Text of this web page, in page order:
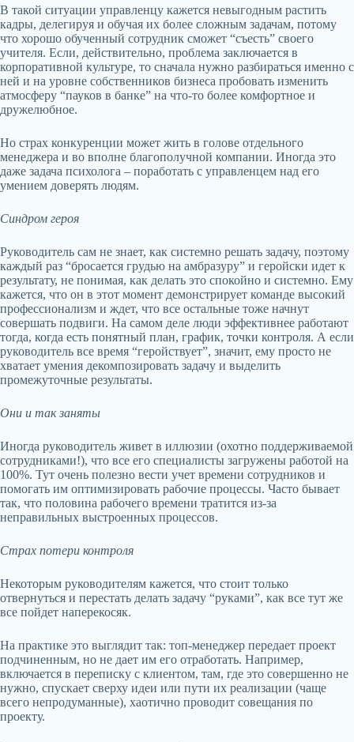
В такой ситуации управленцу кажется невыгодным растить
кадры, делегируя и обучая их более сложным задачам, потому
что хорошо обученный сотрудник сможет “съесть” своего
учителя. Если, действительно, проблема заключается в
корпоративной культуре, то сначала нужно разбираться именно с
ней и на уровне собственников бизнеса пробовать изменить
атмосферу “пауков в банке” на что-то более комфортное и
дружелюбное.
Но страх конкуренции может жить в голове отдельного
менеджера и во вполне благополучной компании. Иногда это
даже задача психолога – поработать с управленцем над его
умением доверять людям.
Синдром героя
Руководитель сам не знает, как системно решать задачу, поэтому
каждый раз “бросается грудью на амбразуру” и геройски идет к
результату, не понимая, как делать это спокойно и системно. Ему
кажется, что он в этот момент демонстрирует команде высокий
профессионализм и ждет, что все остальные тоже начнут
совершать подвиги. На самом деле люди эффективнее работают
тогда, когда есть понятный план, график, точки контроля. А если
руководитель все время “геройствует”, значит, ему просто не
хватает умения декомпозировать задачу и выделить
промежуточные результаты.
Они и так заняты
Иногда руководитель живет в иллюзии (охотно поддерживаемой
сотрудниками!), что все его специалисты загружены работой на
100%. Тут очень полезно вести учет времени сотрудников и
помогать им оптимизировать рабочие процессы. Часто бывает
так, что половина рабочего времени тратится из-за
неправильных выстроенных процессов.
Страх потери контроля
Некоторым руководителям кажется, что стоит только
отвернуться и перестать делать задачу “руками”, как все тут же
все пойдет наперекосяк.
На практике это выглядит так: топ-менеджер передает проект
подчиненным, но не дает им его отработать. Например,
включается в переписку с клиентом, там, где это совершенно не
нужно, спускает сверху идеи или пути их реализации (чаще
всего непродуманные), хаотично проводит совещания по
проекту.